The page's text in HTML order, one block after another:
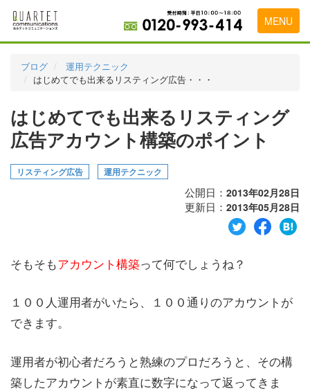
MENU
料金表
実績・お客様の声
初めて導入をお考えの方
代理店の乗り換えをお考えの方
ブログ
運用テクニック
はじめてでも出来るリスティング広告・・・
はじめてでも出来るリスティング
広告アカウント構築のポイント
リスティング広告 運用テクニック
公開日： 2013年02月28日
更新日： 2013年05月28日
そもそもアカウント構築って何でしょうね？
１００人運用者がいたら、１００通りのアカウントが
できます。
運用者が初心者だろうと熟練のプロだろうと、その構
築したアカウントが素直に数字になって返ってきま